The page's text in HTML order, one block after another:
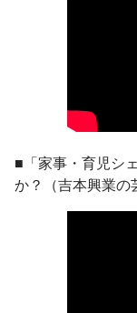
■「家事・育児シ
か？（吉本興業の